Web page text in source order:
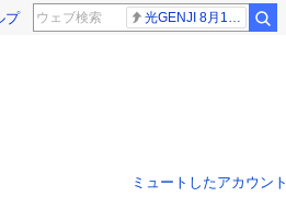
プ 光GENJI 8月19日
ミュートしたアカウント